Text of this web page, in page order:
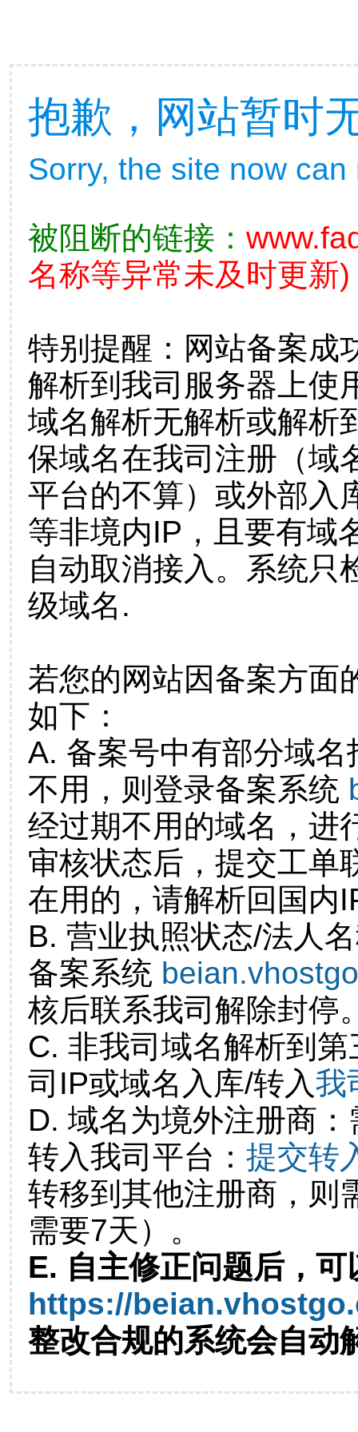
抱歉，网站暂时
Sorry, the site now
被阻断的链接：
名称等异常未及时更新)
特别提醒：网站备案成
解析到我司服务器上使
域名解析无解析或解析
保域名在我司注册（域
平台的不算）或外部入
等非境内IP，且要有域
自动取消接入。系统只
级域名.
若您的网站因备案方面
如下：
A. 备案号中有部分域
不用，则登录备案系统
经过期不用的域名，进
审核状态后，提交工单
在用的，请解析回国内
B. 营业执照状态/法人
备案系统
核后联系我司解除封停
C. 非我司域名解析到
司IP或域名入库/转入我
D. 域名为境外注册商
转入我司平台： 提交转
转移到其他注册商，则
需要7天）。
E. 自主修正问题后，可
https://
整改合规的系统会自动